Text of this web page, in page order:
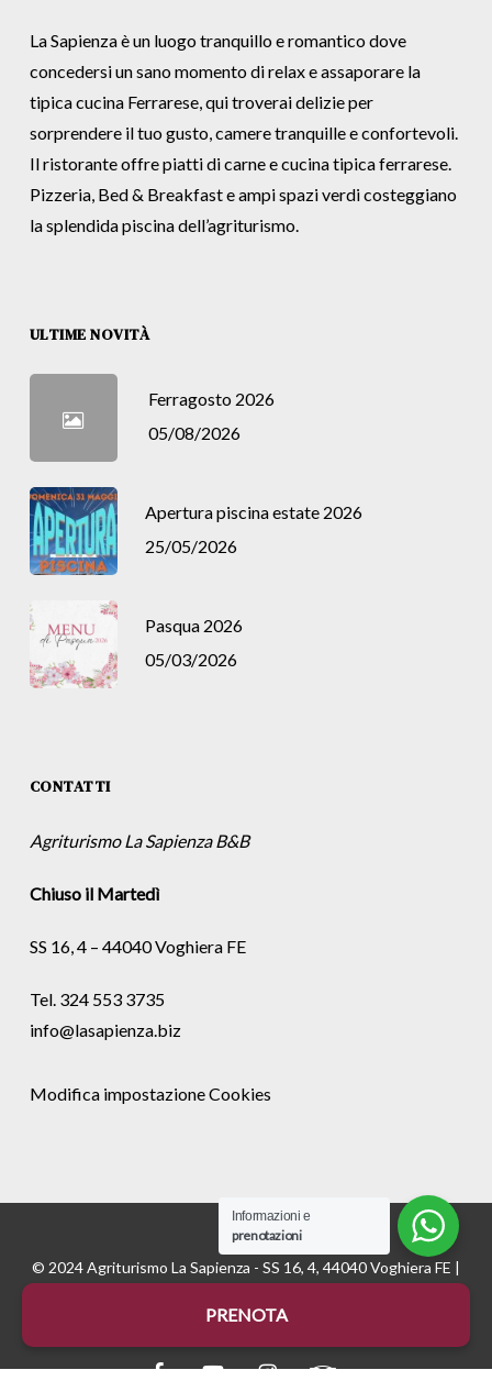
La Sapienza è un luogo tranquillo e romantico dove
concedersi un sano momento di relax e assaporare la
tipica cucina Ferrarese, qui troverai delizie per
sorprendere il tuo gusto, camere tranquille e confortevoli.
Il ristorante offre piatti di carne e cucina tipica ferrarese.
Pizzeria, Bed & Breakfast e ampi spazi verdi costeggiano
la splendida piscina dell’agriturismo.
ULTIME NOVITÀ
Ferragosto 2026
05/08/2026
Apertura piscina estate 2026
25/05/2026
Pasqua 2026
05/03/2026
CONTATTI
Agriturismo La Sapienza B&B
Chiuso il Martedì
SS 16, 4 – 44040 Voghiera FE
Tel. 324 553 3735
info@lasapienza.biz
Modifica impostazione Cookies
© 2024 Agriturismo La Sapienza - SS 16, 4, 44040 Voghiera FE |
Credits:Digife
facebookyoutubeinstagramtripadvisor
PRENOTA
Informazioni e
prenotazioni